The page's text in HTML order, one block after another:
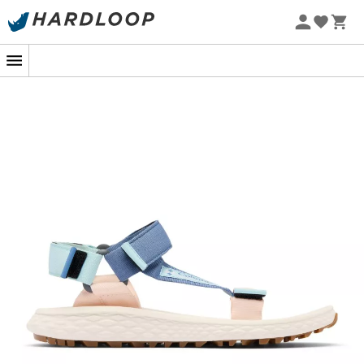
Zomeraanbiedingen 🔥 -5% EXTRA vanaf 2 producten* met
metgezellen om de natuur te verkennen zonder
compromissen. Met hunlichte ontwerp
ondersteuning belooft je volgende avontuur
comfortabelte zijn, of het nu gaat om een landelijke
wandeling of een stedelijke ontsnapping.
Columbia heeft deze sandalen uitgerust met een